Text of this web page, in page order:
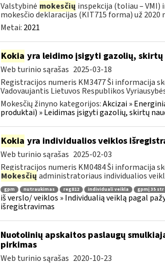
Valstybinė mokesčių inspekcija (toliau –
mokesčio deklaracijas (KIT715 forma) už 2020
Metai: 2021
Kokia yra leidimo įsigyti gazolių,
Web turinio sąrašas 2025-03-18
Registracijos numeris KM3477 Ši informacija
Vadovaujantis Lietuvos Respublikos
Mokesčių žinyno kategorijos:Akcizai »
produktai) » Leidimas įsigyti gazolių, skirtų
Kokia yra individualios veiklos
Web turinio sąrašas 2025-02-03
Registracijos numeris KM0484 Ši informacija
Mokesčių administratoriaus individualios
gpm nutraukimas reg812 individuali veikla gpmį 35 str
iš verslo/ veiklos » Individualią veiklą pagal
išregistravimas
Nuotolinių apskaitos paslaugų
pirkimas
Web turinio sąrašas 2020-10-23